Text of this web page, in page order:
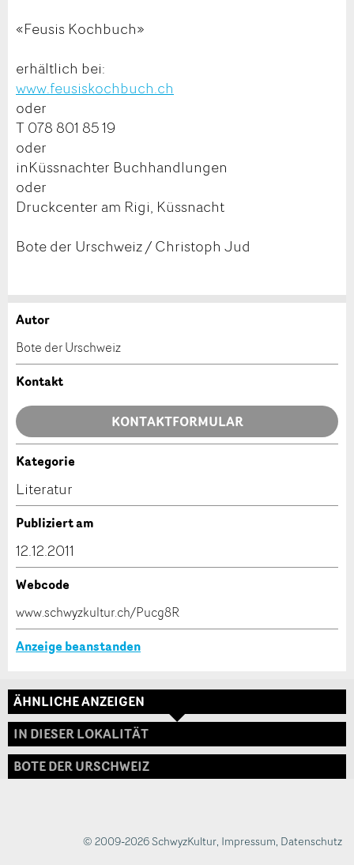
«Feusis Kochbuch»
erhältlich bei:
www.feusiskochbuch.ch
oder
T 078 801 85 19
oder
inKüssnachter Buchhandlungen
oder
Druckcenter am Rigi, Küssnacht
Bote der Urschweiz / Christoph Jud
Anzeige beanstanden
Ihr Feedback wird sehr geschätzt!
Allgemeines Feedback
Anzeige nicht mehr gültig
Anzeige unvollständig
* Eingabe erforderlich
Anzeige weiterempfehlen
Empfehlen Sie diese Anzeige an Freunde weiter.
* Eingabe erforderlich
Autor
Bote der Urschweiz
Kontakt
KONTAKTFORMULAR
Kontakt
Verfassen Sie eine Nachricht für die Kontaktpersonen
Adresse
Kategorie
Literatur
Publiziert am
12.12.2011
Webcode
www.schwyzkultur.ch/Pucg8R
Anzeige beanstanden
ÄHNLICHE ANZEIGEN
IN DIESER LOKALITÄT
BOTE DER URSCHWEIZ
© 2009-2026 SchwyzKultur, Impressum, Datenschutz